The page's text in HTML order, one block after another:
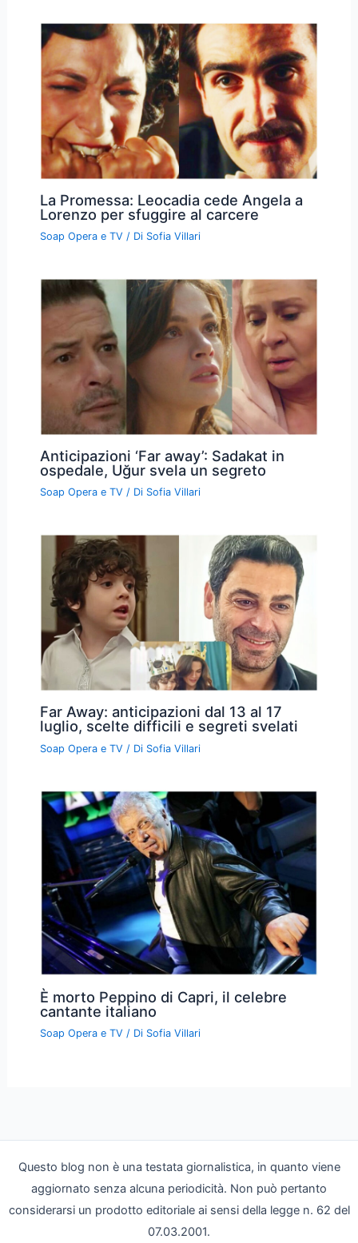
La Promessa: Leocadia cede Angela a
Lorenzo per sfuggire al carcere
Soap Opera e TV / Di Sofia Villari
Anticipazioni ‘Far away’: Sadakat in
ospedale, Uğur svela un segreto
Soap Opera e TV / Di Sofia Villari
Far Away: anticipazioni dal 13 al 17
luglio, scelte difficili e segreti svelati
Soap Opera e TV / Di Sofia Villari
È morto Peppino di Capri, il celebre
cantante italiano
Soap Opera e TV / Di Sofia Villari
Questo blog non è una testata giornalistica, in quanto viene
aggiornato senza alcuna periodicità. Non può pertanto
considerarsi un prodotto editoriale ai sensi della legge n. 62 del
07.03.2001.